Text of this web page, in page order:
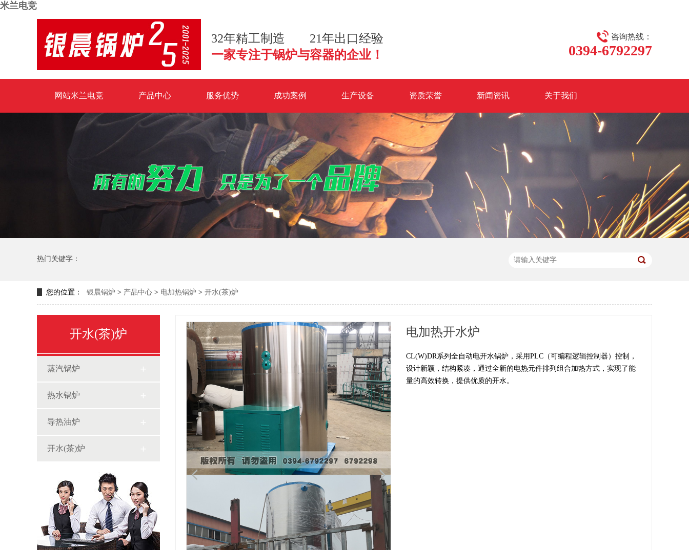
米兰电竞
咨询热线：
0394-6792297
32年精工制造 21年出口经验
一家专注于锅炉与容器的企业！
网站米兰电竞 产品中心 服务优势 成功案例 生产设备 资质荣誉 新闻资讯 关于我们
米兰电竞-点燃电子竞技激情,成就电竞梦想
热门关键字：
您的位置： 银晨锅炉 > 产品中心 > 电加热锅炉 > 开水(茶)炉
开水(茶)炉
蒸汽锅炉
热水锅炉
导热油炉
开水(茶)炉
电加热开水炉
CL(W)DR系列全自动电开水锅炉，采用PLC（可编程逻辑控制器）控制，
设计新颖，结构紧凑，通过全新的电热元件排列组合加热方式，实现了能
量的高效转换，提供优质的开水。